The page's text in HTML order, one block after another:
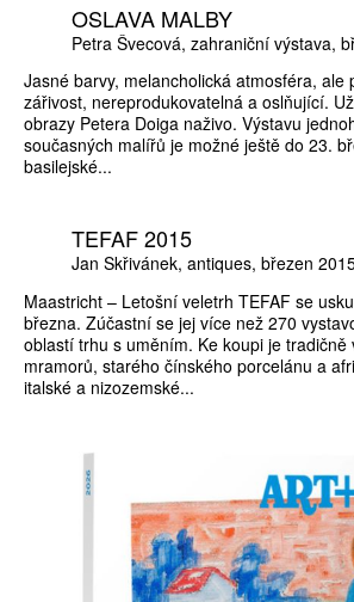
OSLAVA MALBY
Petra Švecová zahraniční výstava
Jasné barvy, melancholická atmosféra,
zářivost, nereprodukovatelná a oslňující.
obrazy Petera Doiga naživo. Výstavu
současných malířů je možné ještě do 23.
basilejské...
TEFAF 2015
Jan Skřivánek antiques březen
Maastricht – Letošní veletrh TEFAF se
března. Zúčastní se jej více než 270
oblastí trhu s uměním. Ke koupi je tradičně
mramorů, starého čínského porcelánu a
italské a nizozemské...